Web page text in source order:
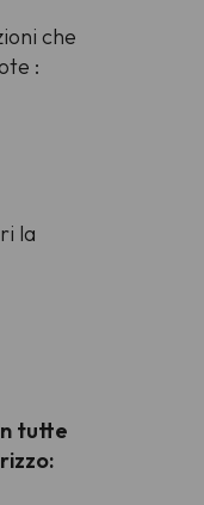
che
:
la
tutte